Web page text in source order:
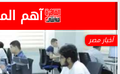
آهم
أخبار مصر